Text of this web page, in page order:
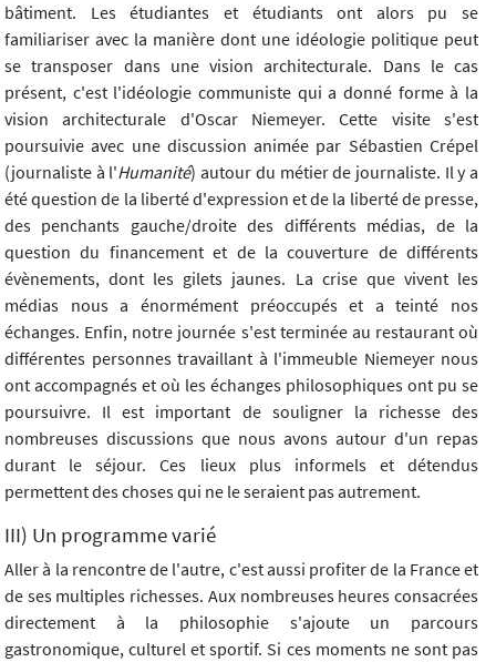
bâtiment. Les étudiantes et étudiants ont alors pu se
familiariser avec la manière dont une idéologie politique peut
se transposer dans une vision architecturale. Dans le cas
présent, c'est l'idéologie communiste qui a donné forme à la
vision architecturale d'Oscar Niemeyer. Cette visite s'est
poursuivie avec une discussion animée par Sébastien Crépel
(journaliste à l'Humanité) autour du métier de journaliste. Il y a
été question de la liberté d'expression et de la liberté de presse,
des penchants gauche/droite des différents médias, de la
question du financement et de la couverture de différents
évènements, dont les gilets jaunes. La crise que vivent les
médias nous a énormément préoccupés et a teinté nos
échanges. Enfin, notre journée s'est terminée au restaurant où
différentes personnes travaillant à l'immeuble Niemeyer nous
ont accompagnés et où les échanges philosophiques ont pu se
poursuivre. Il est important de souligner la richesse des
nombreuses discussions que nous avons autour d'un repas
durant le séjour. Ces lieux plus informels et détendus
permettent des choses qui ne le seraient pas autrement.
III) Un programme varié
Aller à la rencontre de l'autre, c'est aussi profiter de la France et
de ses multiples richesses. Aux nombreuses heures consacrées
directement à la philosophie s'ajoute un parcours
gastronomique, culturel et sportif. Si ces moments ne sont pas